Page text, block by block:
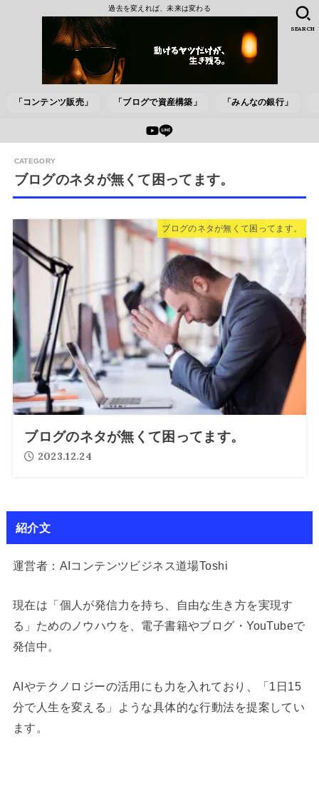
過去を変えれば、未来は変わる
「コンテンツ販売」 「ブログで資産構築」 「みんなの銀行」
SEARCH
ブログのネタが無くて困ってます。
ブログのネタが無くて困ってます。
ブログのネタが無くて困ってます。
2023.12.24
紹介文
運営者：AIコンテンツビジネス道場Toshi
現在は「個人が発信力を持ち、自由な生き方を実現す
る」ためのノウハウを、電子書籍やブログ・YouTubeで
発信中。
AIやテクノロジーの活用にも力を入れており、「1日15
分で人生を変える」ような具体的な行動法を提案してい
ます。